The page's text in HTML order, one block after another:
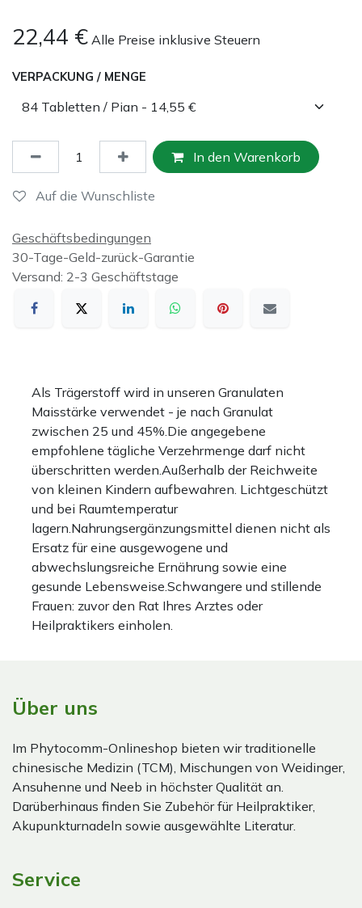
22,44 € Alle Preise inklusive Steuern
VERPACKUNG / MENGE
In den Warenkorb
Auf die Wunschliste
Geschäftsbedingungen
30-Tage-Geld-zurück-Garantie
Versand: 2-3 Geschäftstage
Als Trägerstoff wird in unseren Granulaten
Maisstärke verwendet - je nach Granulat
zwischen 25 und 45%.Die angegebene
empfohlene tägliche Verzehrmenge darf nicht
überschritten werden.Außerhalb der Reichweite
von kleinen Kindern aufbewahren. Lichtgeschützt
und bei Raumtemperatur
lagern.Nahrungsergänzungsmittel dienen nicht als
Ersatz für eine ausgewogene und
abwechslungsreiche Ernährung sowie eine
gesunde Lebensweise.Schwangere und stillende
Frauen: zuvor den Rat Ihres Arztes oder
Heilpraktikers einholen.
Über uns
Im Phytocomm-Onlineshop bieten wir traditionelle
chinesische Medizin (TCM), Mischungen von Weidinger,
Ansuhenne und Neeb in höchster Qualität an.
Darüberhinaus finden Sie Zubehör für Heilpraktiker,
Akupunkturnadeln sowie ausgewählte Literatur.
Service